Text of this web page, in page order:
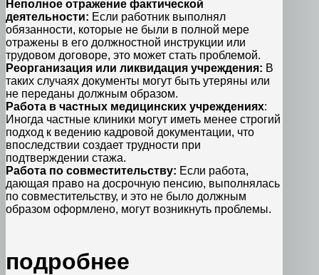
Неполное отражение фактической
деятельности: Если работник выполнял
обязанности, которые не были в полной мере
отражены в его должностной инструкции или
трудовом договоре, это может стать проблемой.
Реорганизация или ликвидация учреждения: В
таких случаях документы могут быть утеряны или
не переданы должным образом.
Работа в частных медицинских учреждениях:
Иногда частные клиники могут иметь менее строгий
подход к ведению кадровой документации, что
впоследствии создает трудности при
подтверждении стажа.
Работа по совместительству: Если работа,
дающая право на досрочную пенсию, выполнялась
по совместительству, и это не было должным
образом оформлено, могут возникнуть проблемы.
подробнее